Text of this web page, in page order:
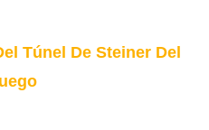
Túnel De Steiner Del